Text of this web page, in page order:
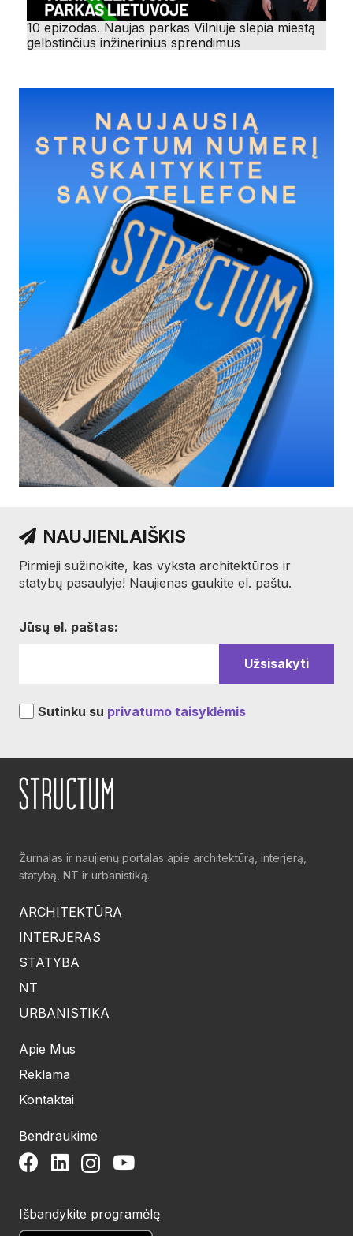
10 epizodas. Naujas parkas Vilniuje slepia miestą
gelbstinčius inžinerinius sprendimus
NAUJIENLAIŠKIS
Pirmieji sužinokite, kas vyksta architektūros ir
statybų pasaulyje! Naujienas gaukite el. paštu.
Jūsų el. paštas:
Sutinku su privatumo taisyklėmis
Žurnalas ir naujienų portalas apie architektūrą, interjerą,
statybą, NT ir urbanistiką.
ARCHITEKTŪRA
INTERJERAS
STATYBA
NT
URBANISTIKA
Apie Mus
Reklama
Kontaktai
Bendraukime
Išbandykite programėlę